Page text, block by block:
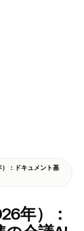
：ドキュメント基
年）：